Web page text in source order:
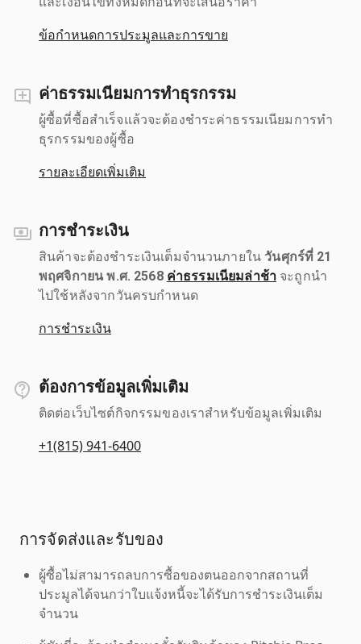
ข้อกำหนดการประมูลและการขาย
ค่าธรรมเนียมการทำธุรกรรม
ผู้ซื้อที่ซื้อสำเร็จแล้วจะต้องชำระค่าธรรมเนียมการทำ
ธุรกรรมของผู้ซื้อ
รายละเอียดเพิ่มเติม
การชำระเงิน
สินค้าจะต้องชำระเงินเต็มจำนวนภายใน วันศุกร์ที่ 21
พฤศจิกายน พ.ศ. 2568 ค่าธรรมเนียมล่าช้าจะถูกนำ
ไปใช้หลังจากวันครบกำหนด
การชำระเงิน
ต้องการข้อมูลเพิ่มเติม
ติดต่อเว็บไซต์กิจกรรมของเราสำหรับข้อมูลเพิ่มเติม
+1(815) 941-6400
การจัดส่งและรับของ
ผู้ซื้อไม่สามารถลบการซื้อของตนออกจากสถานที่
ประมูลได้จนกว่าใบแจ้งหนี้จะได้รับการชำระเงินเต็ม
จำนวน